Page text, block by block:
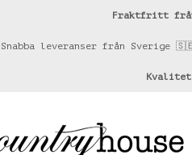
Fraktfritt från
Snabba leveranser från Sverige